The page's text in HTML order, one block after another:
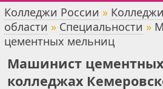
Колледжи России »
области » Специальности »
цементных мельниц
Машинист
колледжах